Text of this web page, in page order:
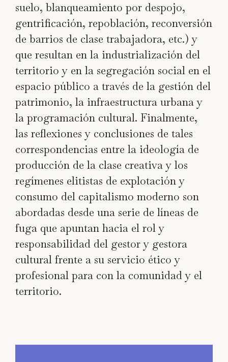
suelo, blanqueamiento por despojo,
gentrificación, repoblación, reconversión
de barrios de clase trabajadora, etc.) y
que resultan en la industrialización del
territorio y en la segregación social en el
espacio público a través de la gestión del
patrimonio, la infraestructura urbana y
la programación cultural. Finalmente,
las reflexiones y conclusiones de tales
correspondencias entre la ideología de
producción de la clase creativa y los
regímenes elitistas de explotación y
consumo del capitalismo moderno son
abordadas desde una serie de líneas de
fuga que apuntan hacia el rol y
responsabilidad del gestor y gestora
cultural frente a su servicio ético y
profesional para con la comunidad y el
territorio.